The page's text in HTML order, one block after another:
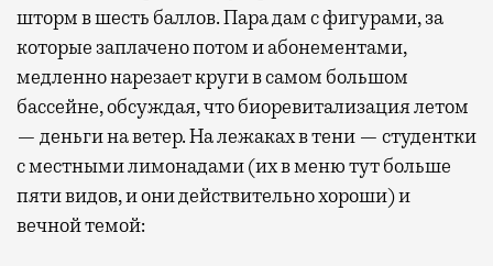
шторм в шесть баллов. Пара дам с фигурами, за
которые заплачено потом и абонементами,
медленно нарезает круги в самом большом
бассейне, обсуждая, что биоревитализация летом
— деньги на ветер. На лежаках в тени — студентки
с местными лимонадами (их в меню тут больше
пяти видов, и они действительно хороши) и
вечной темой: